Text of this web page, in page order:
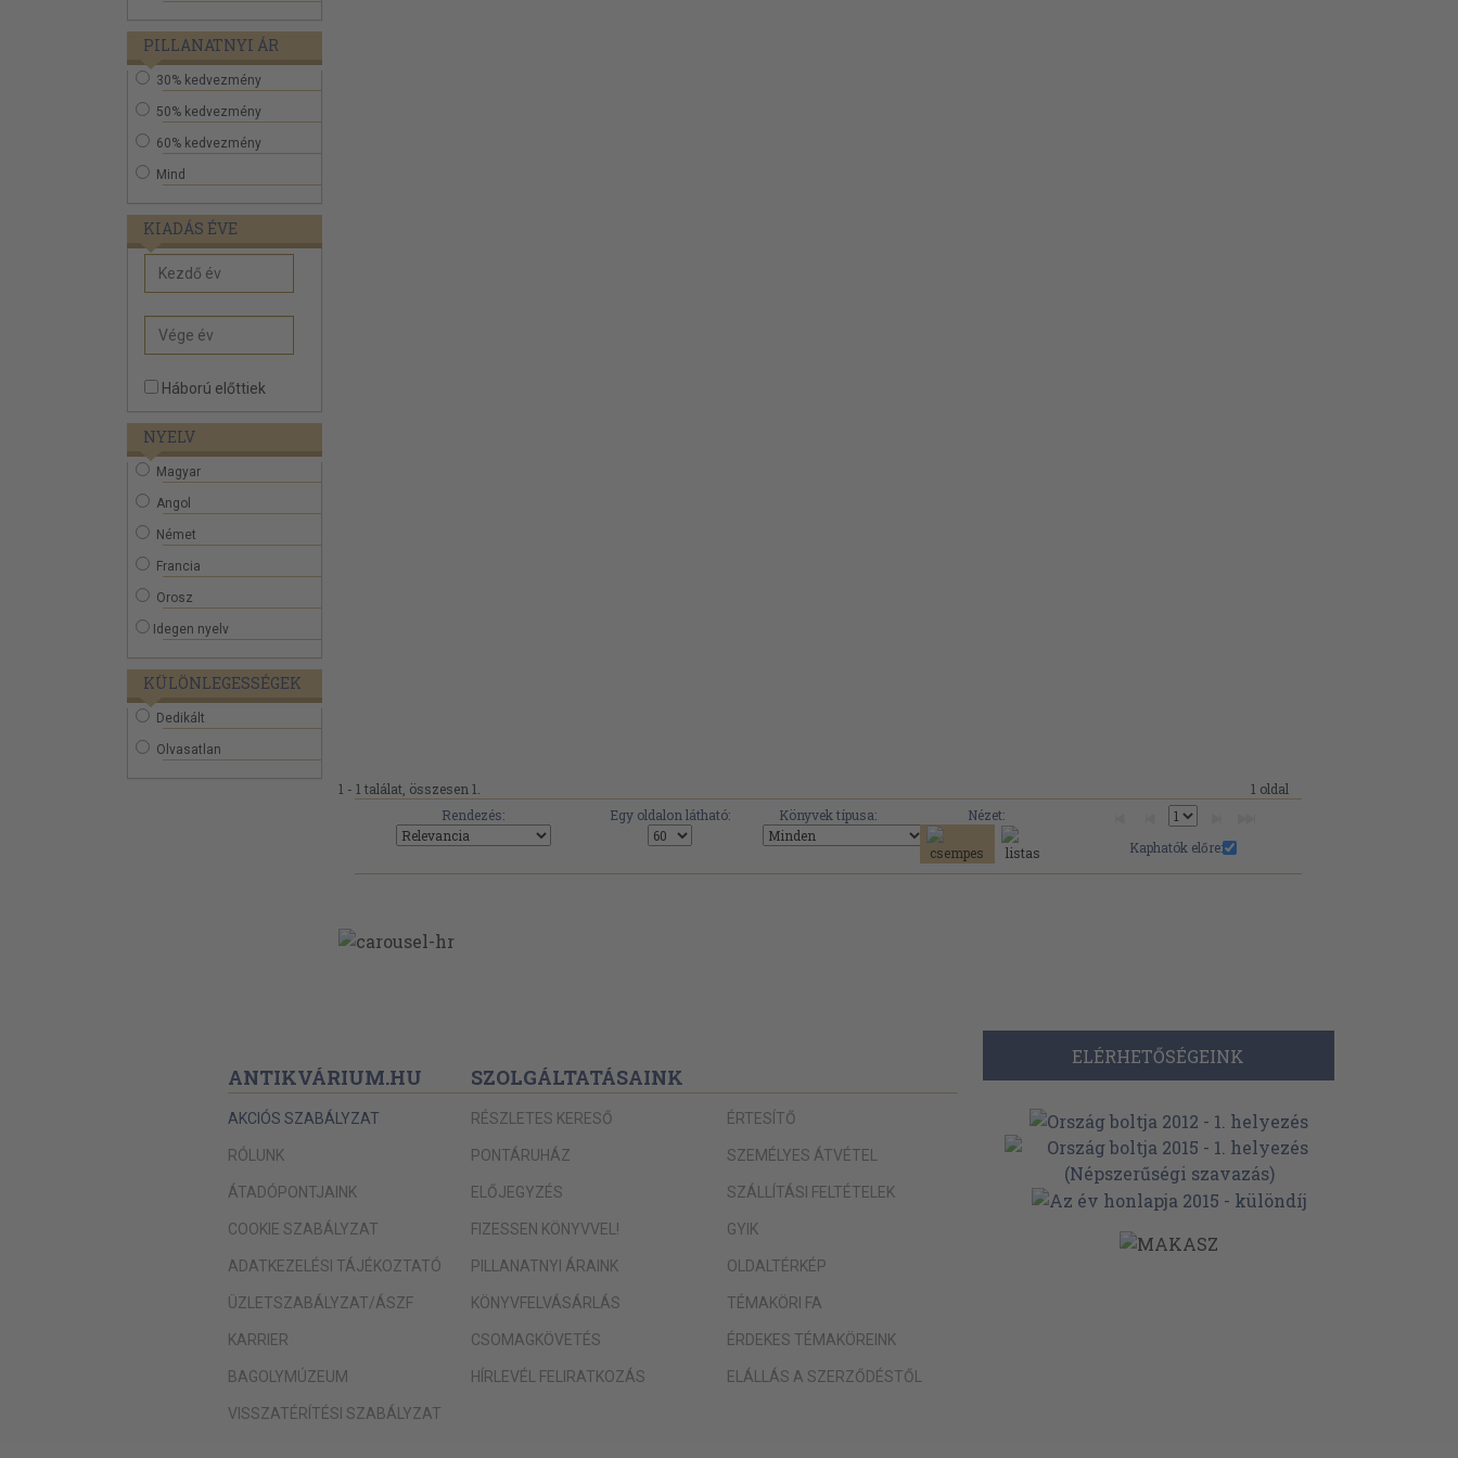
PILLANATNYI ÁR
30% kedvezmény
50% kedvezmény
60% kedvezmény
Mind
KIADÁS ÉVE
Háború előttiek
NYELV
Magyar
Angol
Német
Francia
Orosz
Idegen nyelv
KÜLÖNLEGESSÉGEK
Dedikált
Olvasatlan
1 - 1 találat, összesen 1.
1 oldal
Rendezés:
Egy oldalon látható: Könyvek típusa:
Nézet:
Kaphatók előre:
ANTIKVÁRIUM.HU
AKCIÓS SZABÁLYZAT
RÓLUNK
ÁTADÓPONTJAINK
COOKIE SZABÁLYZAT
ADATKEZELÉSI TÁJÉKOZTATÓ
ÜZLETSZABÁLYZAT/ÁSZF
KARRIER
BAGOLYMÚZEUM
VISSZATÉRÍTÉSI SZABÁLYZAT
SZOLGÁLTATÁSAINK
RÉSZLETES KERESŐ
PONTÁRUHÁZ
ELŐJEGYZÉS
FIZESSEN KÖNYVVEL!
PILLANATNYI ÁRAINK
KÖNYVFELVÁSÁRLÁS
CSOMAGKÖVETÉS
HÍRLEVÉL FELIRATKOZÁS
ÉRTESÍTŐ
SZEMÉLYES ÁTVÉTEL
SZÁLLÍTÁSI FELTÉTELEK
GYIK
OLDALTÉRKÉP
TÉMAKÖRI FA
ÉRDEKES TÉMAKÖREINK
ELÁLLÁS A SZERZŐDÉSTŐL
ELÉRHETŐSÉGEINK